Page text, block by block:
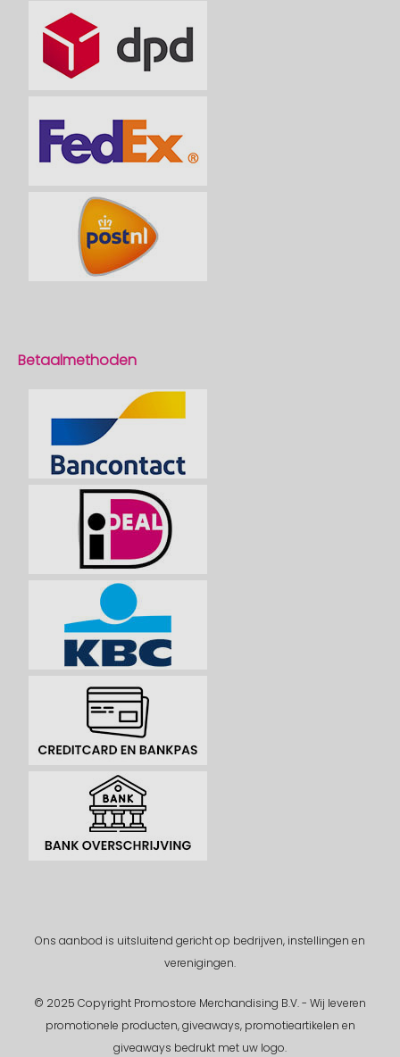
Betaalmethoden
Ons aanbod is uitsluitend gericht op bedrijven, instellingen en
verenigingen.
© 2025 Copyright Promostore Merchandising B.V. - Wij leveren
promotionele producten, giveaways, promotieartikelen en
giveaways bedrukt met uw logo.